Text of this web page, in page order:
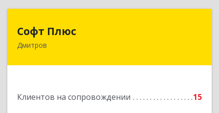
Софт Плюс
Дмитров
Клиентов на сопровождении 15
141851, Московская обл, г.о. Дмитровский,